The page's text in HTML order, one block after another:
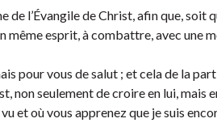
de l’Évangile de Christ, afin que, soit
même esprit, à combattre, avec une
pour vous de salut ; et cela de la
non seulement de croire en lui, mais
et où vous apprenez que je suis